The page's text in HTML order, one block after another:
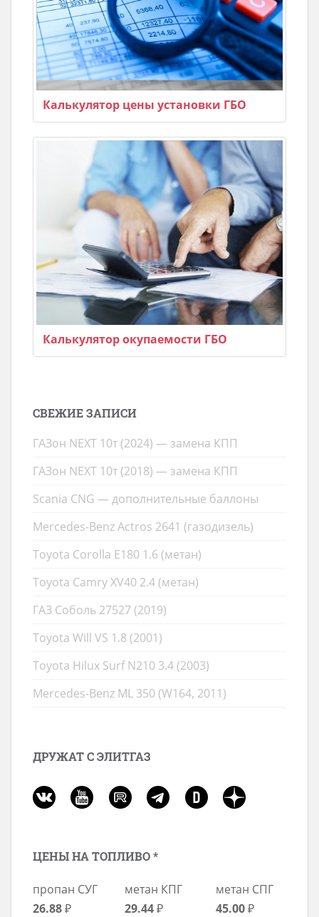
Калькулятор цены установки ГБО
Калькулятор окупаемости ГБО
СВЕЖИЕ ЗАПИСИ
ГАЗон NEXT 10т (2024) — замена КПП
ГАЗон NEXT 10т (2018) — замена КПП
Scania CNG — дополнительные баллоны
Mercedes-Benz Actros 2641 (газодизель)
Toyota Corolla E180 1.6 (метан)
Toyota Camry XV40 2.4 (метан)
ГАЗ Соболь 27527 (2019)
Toyota Will VS 1.8 (2001)
Toyota Hilux Surf N210 3.4 (2003)
Mercedes-Benz ML 350 (W164, 2011)
ДРУЖАТ С ЭЛИТГАЗ
ЦЕНЫ НА ТОПЛИВО *
пропан СУГ
26.88₽
метан КПГ
29.44₽
метан СПГ
45.00₽